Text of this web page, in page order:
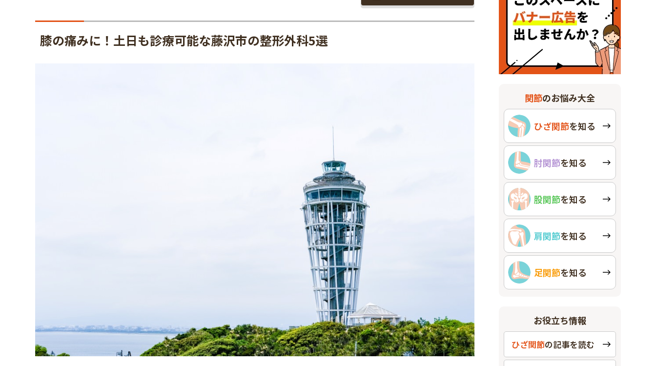
膝の痛みに！土日も診療可能な藤沢市の整形外科5選
関節のお悩み大全
ひざ関節を知る
肘関節を知る
股関節を知る
肩関節を知る
足関節を知る
お役立ち情報
ひざ関節の記事を読む